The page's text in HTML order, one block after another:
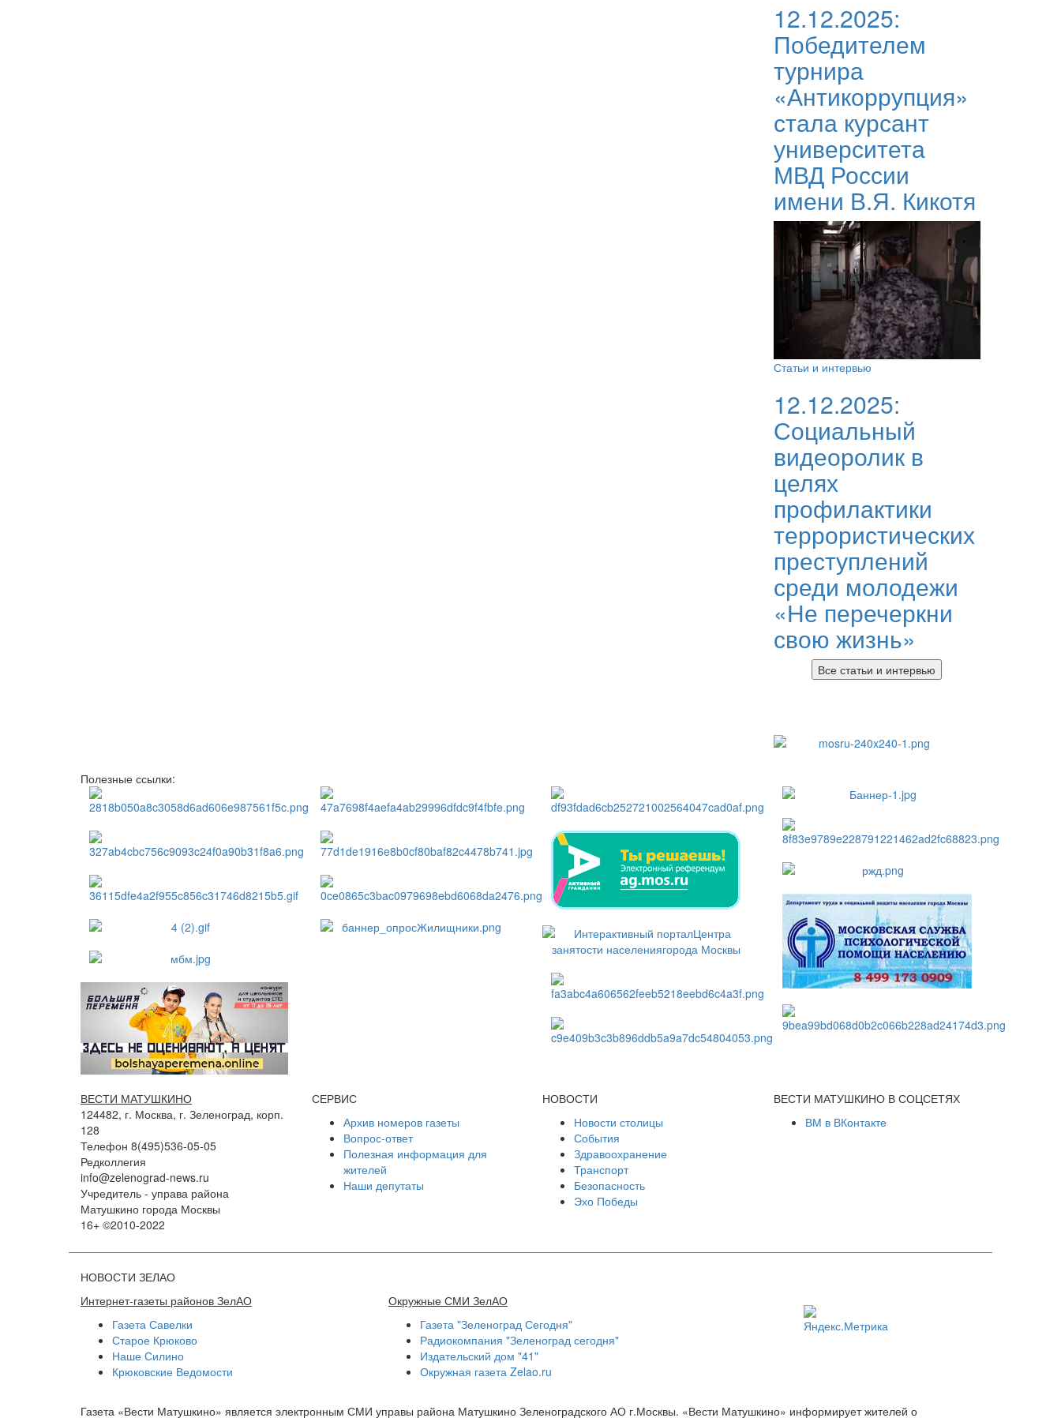
12.12.2025:
Победителем
турнира
«Антикоррупция»
стала курсант
университета
МВД России
имени В.Я. Кикотя
Статьи и интервью
12.12.2025:
Социальный
видеоролик в
целях
профилактики
террористических
преступлений
среди молодежи
«Не перечеркни
свою жизнь»
Все статьи и интервью
Полезные ссылки:
ВЕСТИ МАТУШКИНО
124482, г. Москва, г. Зеленоград, корп.
128
Телефон 8(495)536-05-05
Редколлегия
info@zelenograd-news.ru
Учредитель - управа района
Матушкино города Москвы
16+ ©2010-2022
СЕРВИС
Архив номеров газеты
Вопрос-ответ
Полезная информация для
жителей
Наши депутаты
НОВОСТИ
Новости столицы
События
Здравоохранение
Транспорт
Безопасность
Эхо Победы
ВЕСТИ МАТУШКИНО В СОЦСЕТЯХ
ВМ в ВКонтакте
НОВОСТИ ЗЕЛАО
Интернет-газеты районов ЗелАО
Газета Савелки
Старое Крюково
Наше Силино
Крюковские Ведомости
Окружные СМИ ЗелАО
Газета "Зеленоград Сегодня"
Радиокомпания "Зеленоград сегодня"
Издательский дом "41"
Окружная газета Zelao.ru
Газета «Вести Матушкино» является электронным СМИ управы района Матушкино Зеленоградского АО г.Москвы. «Вести Матушкино» информирует жителей о